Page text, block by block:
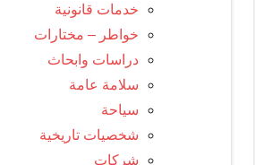
خدمات قانونية
خواطر – مختارات
دراسات وابحاث
سلامة عامة
سياحة
شخصيات تاريخية
شركات